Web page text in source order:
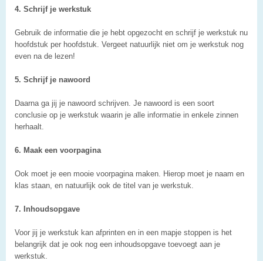
4. Schrijf je werkstuk
Gebruik de informatie die je hebt opgezocht en schrijf je werkstuk nu
hoofdstuk per hoofdstuk. Vergeet natuurlijk niet om je werkstuk nog
even na de lezen!
5. Schrijf je nawoord
Daarna ga jij je nawoord schrijven. Je nawoord is een soort
conclusie op je werkstuk waarin je alle informatie in enkele zinnen
herhaalt.
6. Maak een voorpagina
Ook moet je een mooie voorpagina maken. Hierop moet je naam en
klas staan, en natuurlijk ook de titel van je werkstuk.
7. Inhoudsopgave
Voor jij je werkstuk kan afprinten en in een mapje stoppen is het
belangrijk dat je ook nog een inhoudsopgave toevoegt aan je
werkstuk.